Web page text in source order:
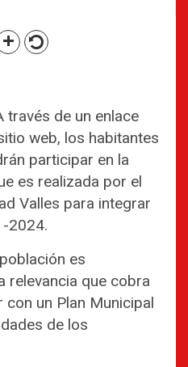
través de un enlace
web, los habitantes
participar en la
es realizada por el
Valles para integrar
2024.
es
relevancia que cobra
con un Plan Municipal
de los